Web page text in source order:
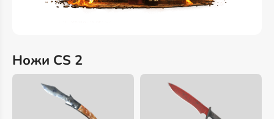
Ножи CS 2